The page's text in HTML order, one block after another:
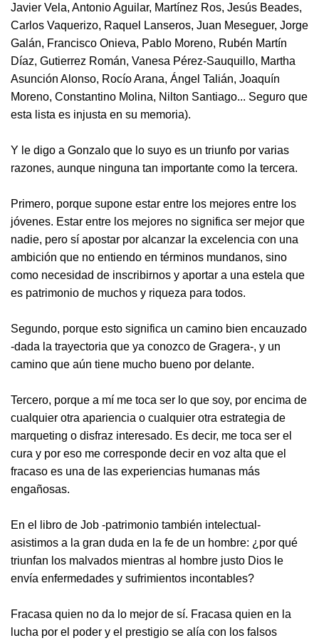
Javier Vela, Antonio Aguilar, Martínez Ros, Jesús Beades,
Carlos Vaquerizo, Raquel Lanseros, Juan Meseguer, Jorge
Galán, Francisco Onieva, Pablo Moreno, Rubén Martín
Díaz, Gutierrez Román, Vanesa Pérez-Sauquillo, Martha
Asunción Alonso, Rocío Arana, Ángel Talián, Joaquín
Moreno, Constantino Molina, Nilton Santiago... Seguro que
esta lista es injusta en su memoria).
Y le digo a Gonzalo que lo suyo es un triunfo por varias
razones, aunque ninguna tan importante como la tercera.
Primero, porque supone estar entre los mejores entre los
jóvenes. Estar entre los mejores no significa ser mejor que
nadie, pero sí apostar por alcanzar la excelencia con una
ambición que no entiendo en términos mundanos, sino
como necesidad de inscribirnos y aportar a una estela que
es patrimonio de muchos y riqueza para todos.
Segundo, porque esto significa un camino bien encauzado
-dada la trayectoria que ya conozco de Gragera-, y un
camino que aún tiene mucho bueno por delante.
Tercero, porque a mí me toca ser lo que soy, por encima de
cualquier otra apariencia o cualquier otra estrategia de
marqueting o disfraz interesado. Es decir, me toca ser el
cura y por eso me corresponde decir en voz alta que el
fracaso es una de las experiencias humanas más
engañosas.
En el libro de Job -patrimonio también intelectual-
asistimos a la gran duda en la fe de un hombre: ¿por qué
triunfan los malvados mientras al hombre justo Dios le
envía enfermedades y sufrimientos incontables?
Fracasa quien no da lo mejor de sí. Fracasa quien en la
lucha por el poder y el prestigio se alía con los falsos